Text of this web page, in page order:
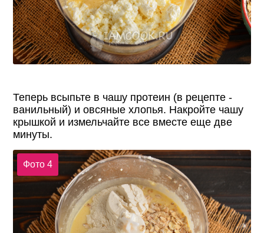
Теперь всыпьте в чашу протеин (в рецепте -
ванильный) и овсяные хлопья. Накройте чашу
крышкой и измельчайте все вместе еще две
минуты.
Фото 4